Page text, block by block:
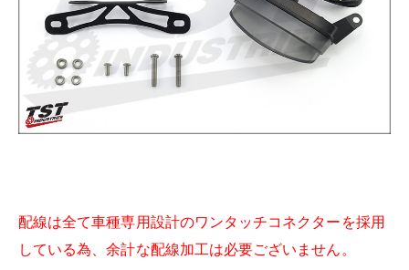
配線は全て車種専用設計のワンタッチコネクターを採用
している為、余計な配線加工は必要ございません。